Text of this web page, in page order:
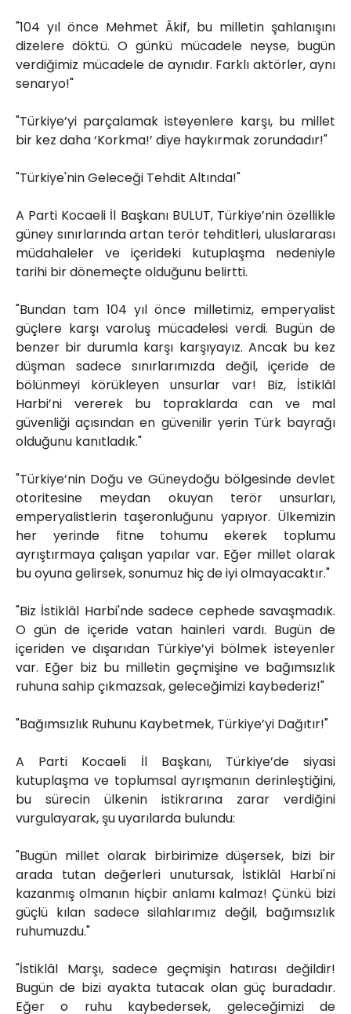
"104 yıl önce Mehmet Âkif, bu milletin şahlanışını
dizelere döktü. O günkü mücadele neyse, bugün
verdiğimiz mücadele de aynıdır. Farklı aktörler, aynı
senaryo!"
"Türkiye’yi parçalamak isteyenlere karşı, bu millet
bir kez daha ‘Korkma!’ diye haykırmak zorundadır!"
"Türkiye'nin Geleceği Tehdit Altında!"
A Parti Kocaeli İl Başkanı BULUT, Türkiye’nin özellikle
güney sınırlarında artan terör tehditleri, uluslararası
müdahaleler ve içerideki kutuplaşma nedeniyle
tarihi bir dönemeçte olduğunu belirtti.
"Bundan tam 104 yıl önce milletimiz, emperyalist
güçlere karşı varoluş mücadelesi verdi. Bugün de
benzer bir durumla karşı karşıyayız. Ancak bu kez
düşman sadece sınırlarımızda değil, içeride de
bölünmeyi körükleyen unsurlar var! Biz, İstiklâl
Harbi’ni vererek bu topraklarda can ve mal
güvenliği açısından en güvenilir yerin Türk bayrağı
olduğunu kanıtladık."
"Türkiye’nin Doğu ve Güneydoğu bölgesinde devlet
otoritesine meydan okuyan terör unsurları,
emperyalistlerin taşeronluğunu yapıyor. Ülkemizin
her yerinde fitne tohumu ekerek toplumu
ayrıştırmaya çalışan yapılar var. Eğer millet olarak
bu oyuna gelirsek, sonumuz hiç de iyi olmayacaktır."
"Biz İstiklâl Harbi'nde sadece cephede savaşmadık.
O gün de içeride vatan hainleri vardı. Bugün de
içeriden ve dışarıdan Türkiye’yi bölmek isteyenler
var. Eğer biz bu milletin geçmişine ve bağımsızlık
ruhuna sahip çıkmazsak, geleceğimizi kaybederiz!"
"Bağımsızlık Ruhunu Kaybetmek, Türkiye’yi Dağıtır!"
A Parti Kocaeli İl Başkanı, Türkiye’de siyasi
kutuplaşma ve toplumsal ayrışmanın derinleştiğini,
bu sürecin ülkenin istikrarına zarar verdiğini
vurgulayarak, şu uyarılarda bulundu:
"Bugün millet olarak birbirimize düşersek, bizi bir
arada tutan değerleri unutursak, İstiklâl Harbi'ni
kazanmış olmanın hiçbir anlamı kalmaz! Çünkü bizi
güçlü kılan sadece silahlarımız değil, bağımsızlık
ruhumuzdu."
"İstiklâl Marşı, sadece geçmişin hatırası değildir!
Bugün de bizi ayakta tutacak olan güç buradadır.
Eğer o ruhu kaybedersek, geleceğimizi de